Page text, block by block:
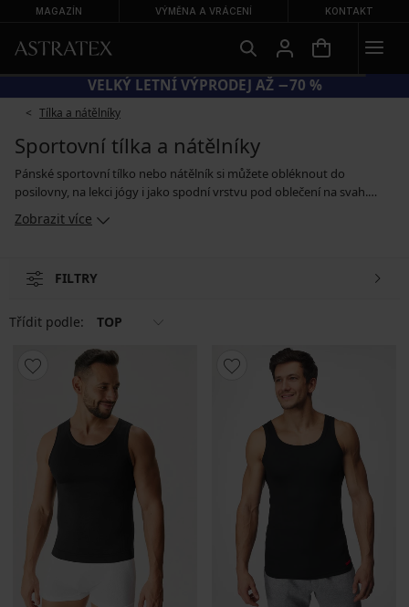
MAGAZÍN VÝMĚNA A VRÁCENÍ KONTAKT
VELKÝ LETNÍ VÝPRODEJ AŽ −70 %
Tílka a nátělníky
Sportovní tílka a nátělníky
Pánské sportovní tílko nebo nátělník si můžete obléknout do
posilovny, na lekci jógy i jako spodní vrstvu pod oblečení na svah.
Sportovní tílka a nátělníky mají pohodlný střih, ploché švy a příjemně
sedí na těle, takže se v nich můžete svobodně pohybovat. V naší
jednotlivě, můžete si vybrat sadu obsahující více kusů.
Zobrazit více
FILTRY
Třídit podle: TOP